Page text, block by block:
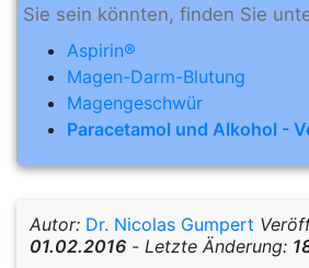
Sie sein könnten, finden Sie
Aspirin®
Magen-Darm-Blutung
Magengeschwür
Paracetamol und Alkohol -
Autor: Dr. Nicolas Gumpert
01.02.2016 - Letzte Änderung: